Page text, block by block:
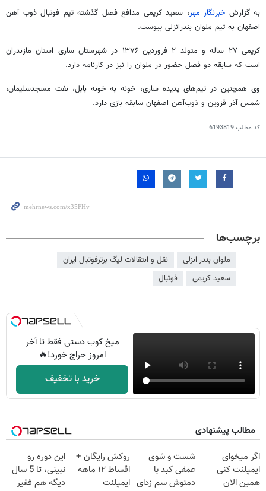
به گزارش خبرنگار مهر، سعید کریمی مدافع فصل گذشته تیم فوتبال ذوب آهن
اصفهان به تیم ملوان بندرانزلی پیوست.
کریمی ۲۷ ساله و متولد ۲ فروردین ۱۳۷۶ در شهرستان ساری استان مازندران
است که سابقه دو فصل حضور در ملوان را نیز در کارنامه دارد.
وی همچنین در تیم‌های پدیده ساری، خونهبه خونهبابل، نفت مسجدسلیمان،
شمس آذر قزوین و ذوب‌آهن اصفهان سابقه بازی دارد.
کد مطلب6193819
برچسب‌ها
ملوان بندر انزلی
نقل و انتقالات لیگ برترفوتبال ایران
سعید کریمی
فوتبال
میخ کوب دستی فقط تا آخر
امروز حراج خورد!🔥
خرید با تخفیف
مطالب پیشنهادی
اگر میخوای
ایمپلنت کنی
همین الان
شست و شوی
عمقی کبد با
دمنوش سم زدای
روکش رایگان +
اقساط ۱۲ ماهه
ایمپلنت
این دوره رو
نبینی، تا 5 سال
دیگه هم فقیر